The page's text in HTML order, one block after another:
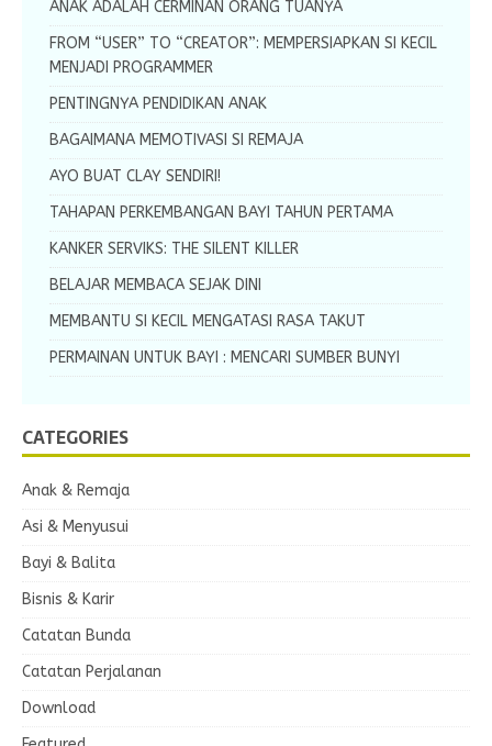
ANAK ADALAH CERMINAN ORANG TUANYA
FROM “USER” TO “CREATOR”: MEMPERSIAPKAN SI KECIL
MENJADI PROGRAMMER
PENTINGNYA PENDIDIKAN ANAK
BAGAIMANA MEMOTIVASI SI REMAJA
AYO BUAT CLAY SENDIRI!
TAHAPAN PERKEMBANGAN BAYI TAHUN PERTAMA
KANKER SERVIKS: THE SILENT KILLER
BELAJAR MEMBACA SEJAK DINI
MEMBANTU SI KECIL MENGATASI RASA TAKUT
PERMAINAN UNTUK BAYI : MENCARI SUMBER BUNYI
CATEGORIES
Anak & Remaja
Asi & Menyusui
Bayi & Balita
Bisnis & Karir
Catatan Bunda
Catatan Perjalanan
Download